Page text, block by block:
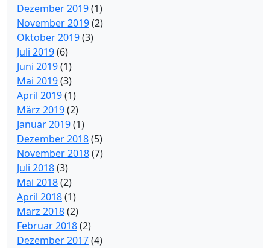
Dezember 2019(1)
November 2019(2)
Oktober 2019(3)
Juli 2019(6)
Juni 2019(1)
Mai 2019(3)
April 2019(1)
März 2019(2)
Januar 2019(1)
Dezember 2018(5)
November 2018(7)
Juli 2018(3)
Mai 2018(2)
April 2018(1)
März 2018(2)
Februar 2018(2)
Dezember 2017(4)